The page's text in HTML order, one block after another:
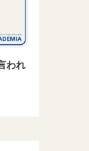
われ